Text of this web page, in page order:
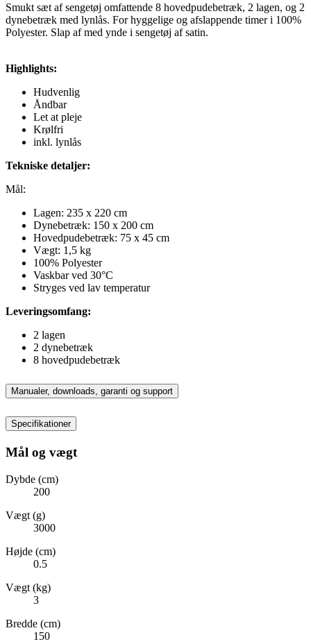
Smukt sæt af sengetøj omfattende 8 hovedpudebetræk, 2 lagen, og 2
dynebetræk med lynlås. For hyggelige og afslappende timer i 100%
Polyester. Slap af med ynde i sengetøj af satin.
Highlights:
Hudvenlig
Åndbar
Let at pleje
Krølfri
inkl. lynlås
Tekniske detaljer:
Mål:
Lagen: 235 x 220 cm
Dynebetræk: 150 x 200 cm
Hovedpudebetræk: 75 x 45 cm
Vægt: 1,5 kg
100% Polyester
Vaskbar ved 30°C
Stryges ved lav temperatur
Leveringsomfang:
2 lagen
2 dynebetræk
8 hovedpudebetræk
Manualer, downloads, garanti og support
Specifikationer
Mål og vægt
Dybde (cm)
200
Vægt (g)
3000
Højde (cm)
0.5
Vægt (kg)
3
Bredde (cm)
150